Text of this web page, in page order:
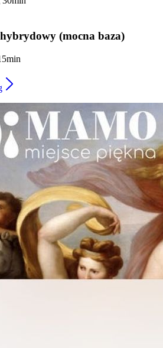
(mocna baza)